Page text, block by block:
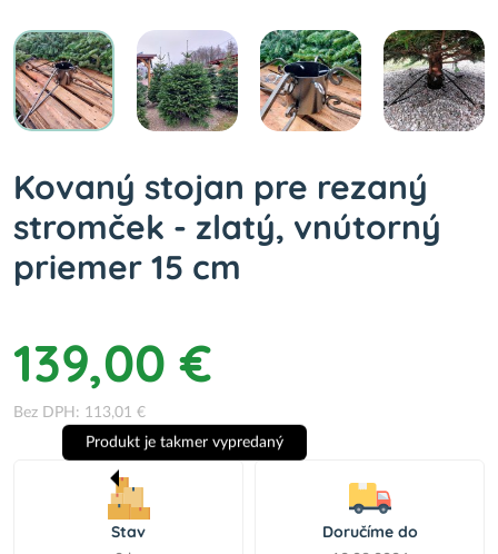
Kovaný stojan pre rezaný
stromček - zlatý, vnútorný
priemer 15 cm
139,00 €
Bez DPH: 113,01 €
Stav
Produkt je takmer vypredaný
Doručíme do